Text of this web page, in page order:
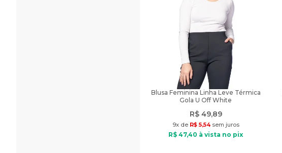
Blusa Feminina Linha Leve Térmica
Gola U Off White
R$ 49,89
9x de R$ 5,54sem juros
R$ 47,40 à vista no pix